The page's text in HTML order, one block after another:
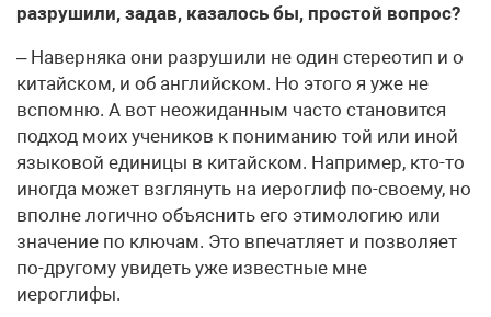
разрушили, задав, казалось бы, простой вопрос?
– Наверняка они разрушили не один стереотип и о
китайском, и об английском. Но этого я уже не
вспомню. А вот неожиданным часто становится
подход моих учеников к пониманию той или иной
языковой единицы в китайском. Например, кто-то
иногда может взглянуть на иероглиф по-своему, но
вполне логично объяснить его этимологию или
значение по ключам. Это впечатляет и позволяет
по-другому увидеть уже известные мне
иероглифы.